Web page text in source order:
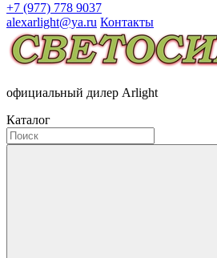
+7 (977) 778 9037
alexarlight@ya.ru Контакты
официальный дилер Arlight
Каталог